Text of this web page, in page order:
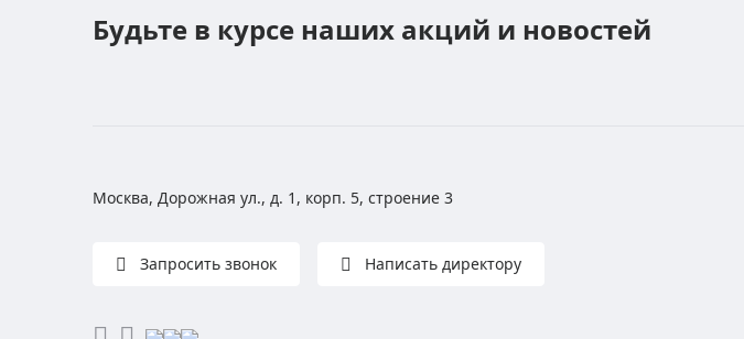
Будьте в курсе наших акций и новостей
Москва, Дорожная ул., д. 1, корп. 5, строение 3
Запросить звонок Написать директору